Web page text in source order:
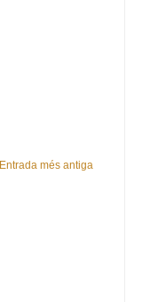
Entrada més antiga